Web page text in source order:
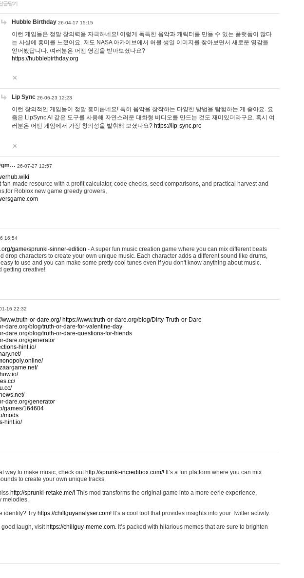
글달기
Hubble Birthday 26-04-17 15:15
이런 게임들은 정말 창의력을 자극하네요! 이렇게 독특한 음악과 캐릭터를 만들 수 있는 플랫폼이 많다
는 사실에 흥미를 느꼈어요. 저도 NASA 아카이브에서 허블 생일 이미지를 찾아보면서 새로운 영감을
얻어봤답니다. 여러분은 어떤 영감을 받아보셨나요?
https://hubblebirthday.org
Lip Sync 26-06-23 12:23
이런 창의적인 게임들이 정말 흥미롭네요! 특히 음악을 창작하는 다양한 방법을 탐험하는 게 좋아요. 요
즘은 LipSync AI 같은 도구를 사용해 자연스러운 대화형 비디오를 만드는 것도 재미있더라구요. 혹시 여
러분은 어떤 게임에서 가장 창의성을 발휘해 보셨나요? https://lip-sync.pro
26-07-27 12:57
made resource with a profit calculator, code checks, seed comparisons, and practical harvest and
Roblox new game greedy growers。
16:54
game/sprunki-sinner-edition - A super fun music creation game where you can mix different beats
drop characters to create your own unique music. Each character adds a different sound like drums,
to use and you can make some pretty cool tunes even if you don't know anything about music.
getting creative!
16 22:32
www.truth-or-dare.org/ https://www.truth-or-dare.org/blog/Dirty-Truth-or-Dare
dare.org/blog/truth-or-dare-for-valentine-day
dare.org/blog/truth-or-dare-questions-for-friends
dare.org/generator
hint.io/
dare.org/generator
games/164604
mods
hint.io/
way to make music, check out http://sprunki-incredibox.com/! It’s a fun platform where you can mix
to create your own unique tracks.
http://sprunki-retake.me/! This mod transforms the original game into a more eerie experience,
melodies.
identity? Try https://chillguyanalyser.com! It’s a cool tool that provides insights into your Twitter activity.
good laugh, visit https://chillguy-meme.com. It’s packed with hilarious memes that are sure to brighten